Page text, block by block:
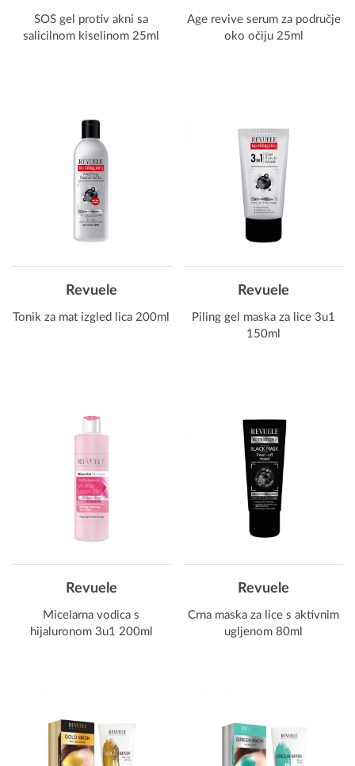
SOS gel protiv akni sa
salicilnom kiselinom 25ml
Age revive serum za područje
oko očiju 25ml
Revuele
Tonik za mat izgled lica 200ml
Revuele
Piling gel maska za lice 3u1
150ml
Revuele
Micelarna vodica s
hijaluronom 3u1 200ml
Revuele
Crna maska za lice s aktivnim
ugljenom 80ml